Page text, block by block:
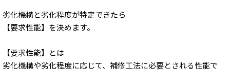
劣化機構と劣化程度が特定できたら
【要求性能】を決めます。
【要求性能】とは
劣化機構や劣化程度に応じて、補修工法に必要とされる性能で